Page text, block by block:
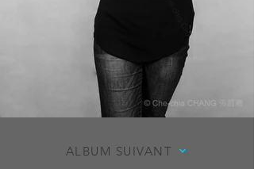
ALBUM SUIVANT